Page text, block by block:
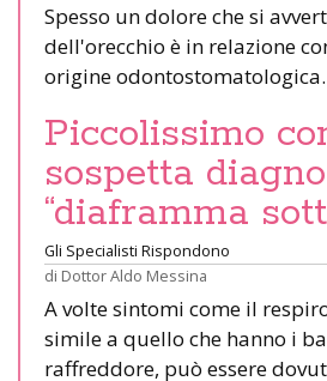
Spesso un dolore che si
dell'orecchio è in relazione
origine odontostomatologica.
Piccolissimo
sospetta
“diaframma
Gli Specialisti Rispondono
di Dottor Aldo Messina
A volte sintomi come il
simile a quello che hanno i
raffreddore, può essere